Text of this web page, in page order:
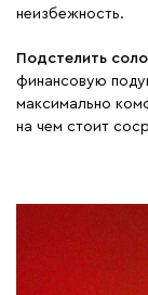
неизбежность.
Подстелить
финансовую
максимально
на чем стоит